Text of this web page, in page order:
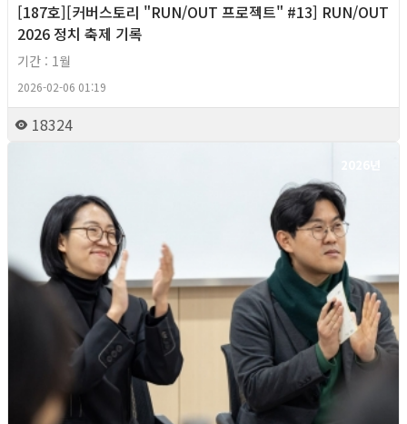
[187호][커버스토리 "RUN/OUT 프로젝트" #13] RUN/OUT
2026 정치 축제 기록
기간 : 1월
2026-02-06 01:19
18324